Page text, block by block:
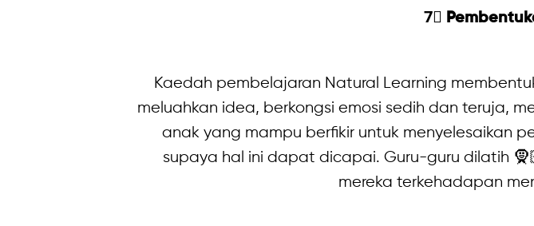
7⃣
Kaedah pembelajaran Natural Learning
meluahkan idea, berkongsi emosi sedih dan teruja,
anak yang mampu berfikir untuk menyelesaikan
supaya hal ini dapat dicapai. Guru-guru dilatih
mereka terkehadapan